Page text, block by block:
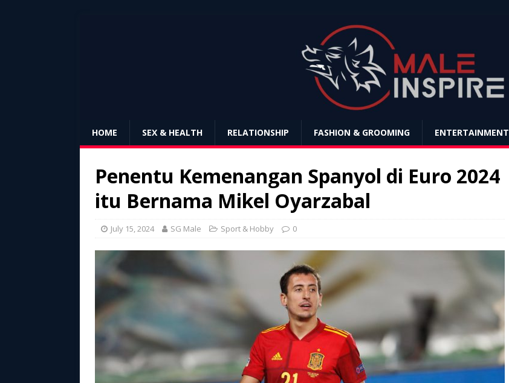
HOME SEX & HEALTH RELATIONSHIP FASHION & GROOMING ENTERTAINMENT
Penentu Kemenangan Spanyol di Euro 2024
itu Bernama Mikel Oyarzabal
July 15, 2024 SG Male Sport & Hobby 0